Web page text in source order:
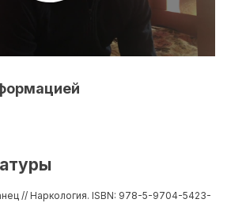
// Наркология. ISBN: 978-5-9704-5423-